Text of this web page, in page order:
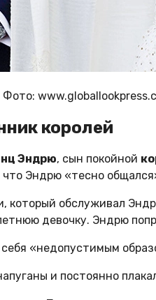
королей
Эндрю, сын покойной
что Эндрю «тесно
который обслуживал
девочку. Эндрю
«недопустимым
и постоянно